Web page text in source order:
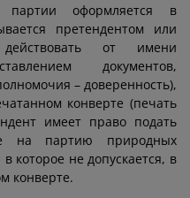
оформляется в
претендентом или
от имени
документов,
– доверенность),
конверте (печать
имеет право подать
на партию природных
которое не допускается, в
конверте.